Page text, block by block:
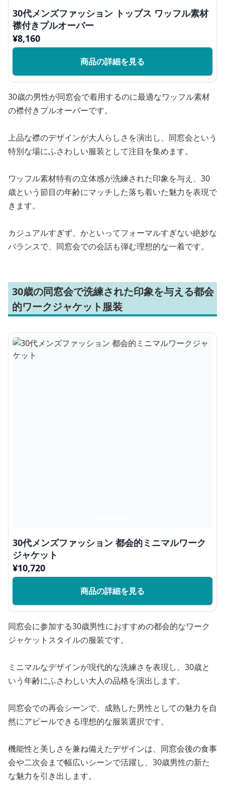
30代メンズファッション トップス ワッフル素材
襟付きプルオーバー
¥8,160
商品の詳細を見る
30歳の男性が同窓会で着用するのに最適なワッフル素材
の襟付きプルオーバーです。
上品な襟のデザインが大人らしさを演出し、同窓会という
特別な場にふさわしい服装として注目を集めます。
ワッフル素材特有の立体感が洗練された印象を与え、30
歳という節目の年齢にマッチした落ち着いた魅力を表現で
きます。
カジュアルすぎず、かといってフォーマルすぎない絶妙な
バランスで、同窓会での会話も弾む理想的な一着です。
30歳の同窓会で洗練された印象を与える都会
的ワークジャケット服装
30代メンズファッション 都会的ミニマルワーク
ジャケット
¥10,720
商品の詳細を見る
同窓会に参加する30歳男性におすすめの都会的なワーク
ジャケットスタイルの服装です。
ミニマルなデザインが現代的な洗練さを表現し、30歳と
いう年齢にふさわしい大人の品格を演出します。
同窓会での再会シーンで、成熟した男性としての魅力を自
然にアピールできる理想的な服装選択です。
機能性と美しさを兼ね備えたデザインは、同窓会後の食事
会や二次会まで幅広いシーンで活躍し、30歳男性の新た
な魅力を引き出します。